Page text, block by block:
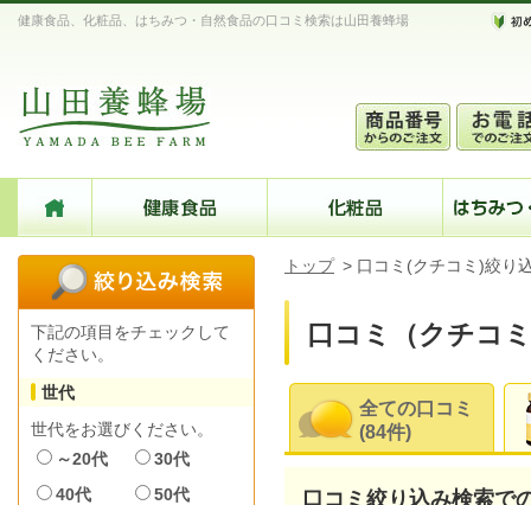
健康食品、化粧品、はちみつ・自然食品の口コミ検索は山田養蜂場
トップ > 口コミ(クチコミ)絞り
口コミ（クチコ
全ての口コミ
(84件)
口コミ絞り込み検索で
下記の項目をチェックして
ください。
世代
世代をお選びください。
～20代
30代
40代
50代